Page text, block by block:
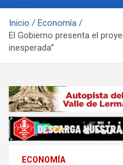
Inicio
Economía
El Gobierno presenta el
inesperada”
ECONOMÍA